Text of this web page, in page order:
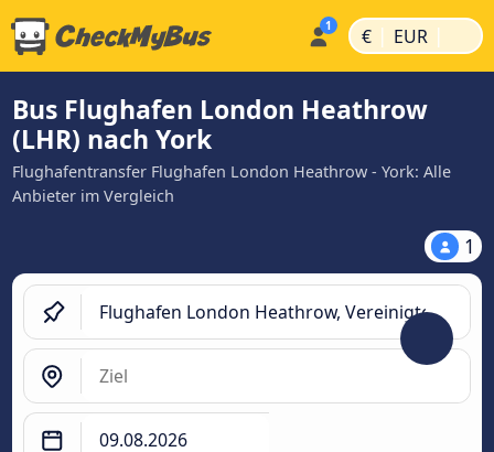
€ | EUR |
Bus Flughafen London Heathrow
(LHR) nach York
Flughafentransfer Flughafen London Heathrow - York: Alle
Anbieter im Vergleich
1